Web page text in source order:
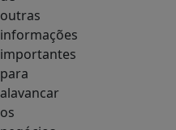
outras
informações
importantes
para
alavancar
os